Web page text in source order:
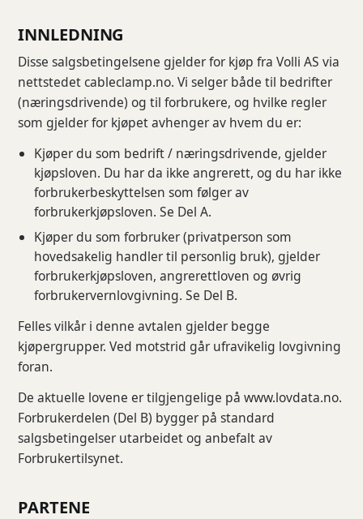
INNLEDNING
Disse salgsbetingelsene gjelder for kjøp fra Volli AS via
nettstedet cableclamp.no. Vi selger både til bedrifter
(næringsdrivende) og til forbrukere, og hvilke regler
som gjelder for kjøpet avhenger av hvem du er:
Kjøper du som bedrift / næringsdrivende, gjelder
kjøpsloven. Du har da ikke angrerett, og du har ikke
forbrukerbeskyttelsen som følger av
forbrukerkjøpsloven. Se Del A.
Kjøper du som forbruker (privatperson som
hovedsakelig handler til personlig bruk), gjelder
forbrukerkjøpsloven, angrerettloven og øvrig
forbrukervernlovgivning. Se Del B.
Felles vilkår i denne avtalen gjelder begge
kjøpergrupper. Ved motstrid går ufravikelig lovgivning
foran.
De aktuelle lovene er tilgjengelige på www.lovdata.no.
Forbrukerdelen (Del B) bygger på standard
salgsbetingelser utarbeidet og anbefalt av
Forbrukertilsynet.
PARTENE